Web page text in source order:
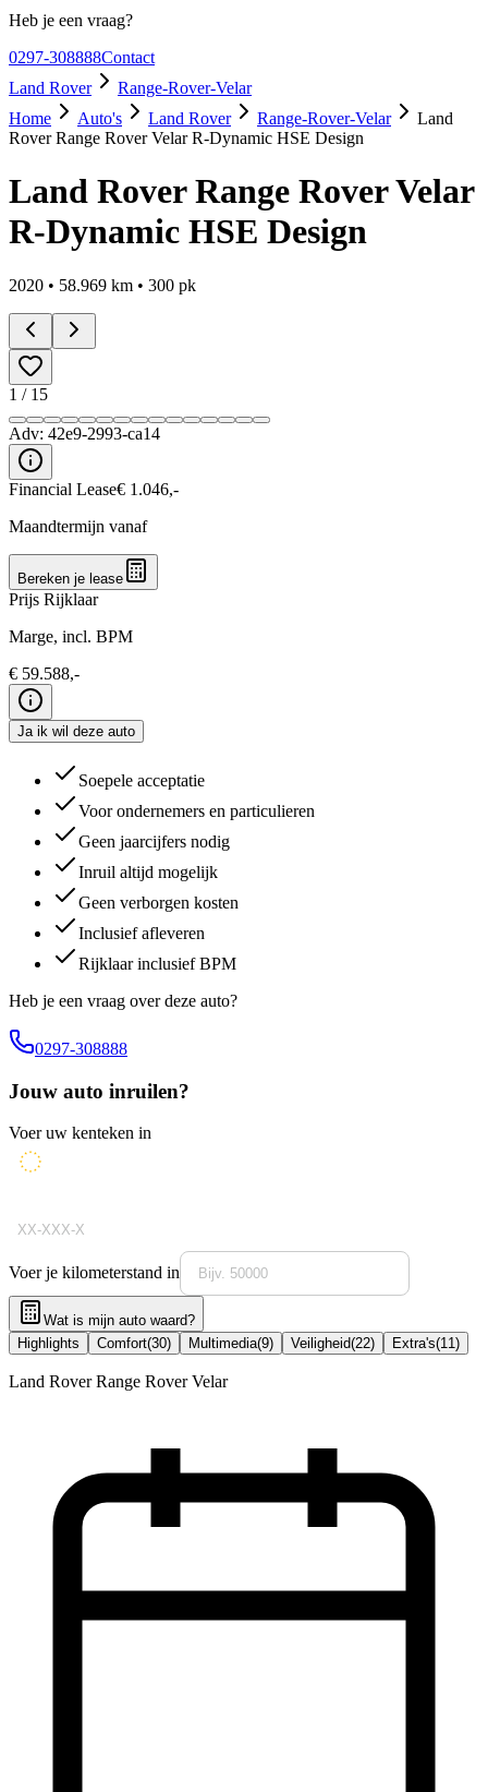
Heb je een vraag?
0297-308888Contact
Land Rover
Range-Rover-Velar
Home
Auto's Land Rover Range-Rover-Velar
Land
Rover Range Rover Velar R-Dynamic HSE Design
Land Rover Range Rover Velar
R-Dynamic HSE Design
2020 • 58.969 km • 300 pk
1 / 15
Adv: 42e9-2993-ca14
Financial Lease€ 1.046,-
Maandtermijn vanaf
Bereken je lease
Prijs Rijklaar
Marge, incl. BPM
€ 59.588,-
Ja ik wil deze auto
Soepele acceptatie
Voor ondernemers en particulieren
Geen jaarcijfers nodig
Inruil altijd mogelijk
Geen verborgen kosten
Inclusief afleveren
Rijklaar inclusief BPM
Heb je een vraag over deze auto?
0297-308888
Jouw auto inruilen?
Voer uw kenteken in
Voer je kilometerstand in
Wat is mijn auto waard?
Highlights
Comfort(30) Multimedia(9) Veiligheid(22) Extra's(11)
Land Rover Range Rover Velar